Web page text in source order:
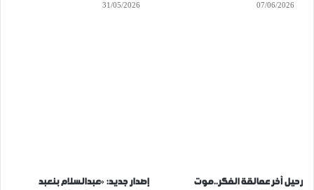
07/06/2026
31/05/2026
رحيل آخر عمالقة الفكر..موت
إصدار جديد: «عبدالسلام بنعبد